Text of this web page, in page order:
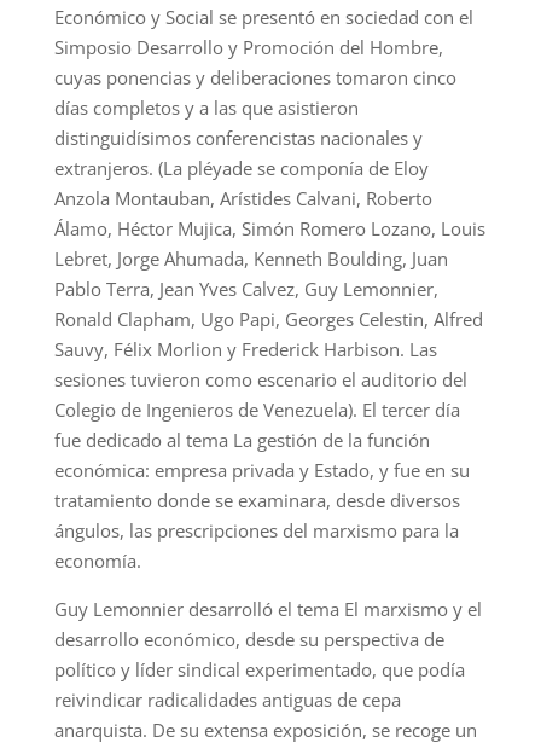
Económico y Social se presentó en sociedad con el
Simposio Desarrollo y Promoción del Hombre,
cuyas ponencias y deliberaciones tomaron cinco
días completos y a las que asistieron
distinguidísimos conferencistas nacionales y
extranjeros. (La pléyade se componía de Eloy
Anzola Montauban, Arístides Calvani, Roberto
Álamo, Héctor Mujica, Simón Romero Lozano, Louis
Lebret, Jorge Ahumada, Kenneth Boulding, Juan
Pablo Terra, Jean Yves Calvez, Guy Lemonnier,
Ronald Clapham, Ugo Papi, Georges Celestin, Alfred
Sauvy, Félix Morlion y Frederick Harbison. Las
sesiones tuvieron como escenario el auditorio del
Colegio de Ingenieros de Venezuela). El tercer día
fue dedicado al tema La gestión de la función
económica: empresa privada y Estado, y fue en su
tratamiento donde se examinara, desde diversos
ángulos, las prescripciones del marxismo para la
economía.
Guy Lemonnier desarrolló el tema El marxismo y el
desarrollo económico, desde su perspectiva de
político y líder sindical experimentado, que podía
reivindicar radicalidades antiguas de cepa
anarquista. De su extensa exposición, se recoge un